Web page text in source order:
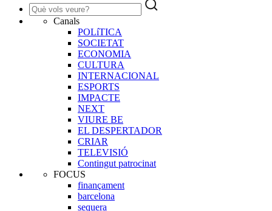
Canals
POLíTICA
SOCIETAT
ECONOMIA
CULTURA
INTERNACIONAL
ESPORTS
IMPACTE
NEXT
VIURE BE
EL DESPERTADOR
CRIAR
TELEVISIÓ
Contingut patrocinat
FOCUS
finançament
barcelona
sequera